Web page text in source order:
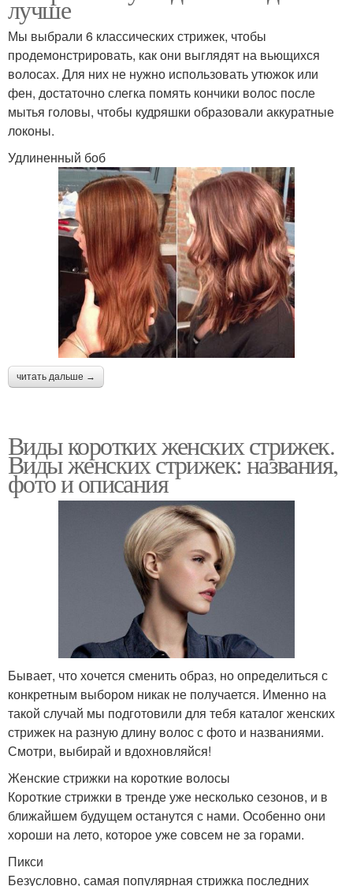
лучше
Мы выбрали 6 классических стрижек, чтобы
продемонстрировать, как они выглядят на вьющихся
волосах. Для них не нужно использовать утюжок или
фен, достаточно слегка помять кончики волос после
мытья головы, чтобы кудряшки образовали аккуратные
локоны.
Удлиненный боб
читать дальше →
Виды коротких женских стрижек.
Виды женских стрижек: названия,
фото и описания
Бывает, что хочется сменить образ, но определиться с
конкретным выбором никак не получается. Именно на
такой случай мы подготовили для тебя каталог женских
стрижек на разную длину волос с фото и названиями.
Смотри, выбирай и вдохновляйся!
Женские стрижки на короткие волосы
Короткие стрижки в тренде уже несколько сезонов, и в
ближайшем будущем останутся с нами. Особенно они
хороши на лето, которое уже совсем не за горами.
Пикси
Безусловно, самая популярная стрижка последних